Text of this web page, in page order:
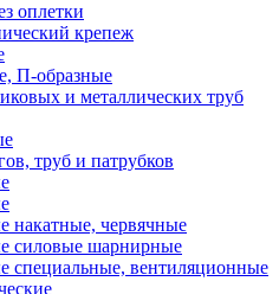
оплетки
крепеж
П-образные
и металлических труб
труб и патрубков
червячные
силовые шарнирные
вентиляционные